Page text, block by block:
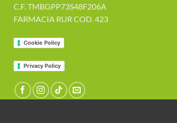
C.F. TMBGPP73S48F206A
FARMACIA RUR COD. 423
Cookie Policy
Privacy Policy